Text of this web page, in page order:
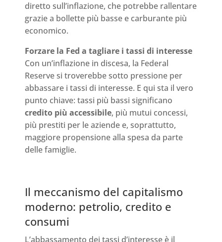
diretto sull’inflazione, che potrebbe rallentare
grazie a bollette più basse e carburante più
economico.
Forzare la Fed a tagliare i tassi di interesse
Con un’inflazione in discesa, la Federal
Reserve si troverebbe sotto pressione per
abbassare i tassi di interesse. E qui sta il vero
punto chiave: tassi più bassi significano
credito più accessibile, più mutui concessi,
più prestiti per le aziende e, soprattutto,
maggiore propensione alla spesa da parte
delle famiglie.
Il meccanismo del capitalismo
moderno: petrolio, credito e
consumi
L’abbassamento dei tassi d’interesse è il